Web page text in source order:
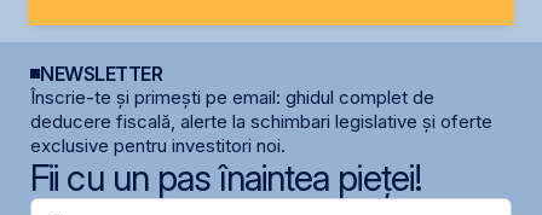
NEWSLETTER
Înscrie-te și primești pe email: ghidul complet de
deducere fiscală, alerte la schimbari legislative și oferte
exclusive pentru investitori noi.
Fii cu un pas înaintea pieței!